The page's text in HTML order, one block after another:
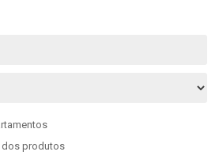
dos produtos